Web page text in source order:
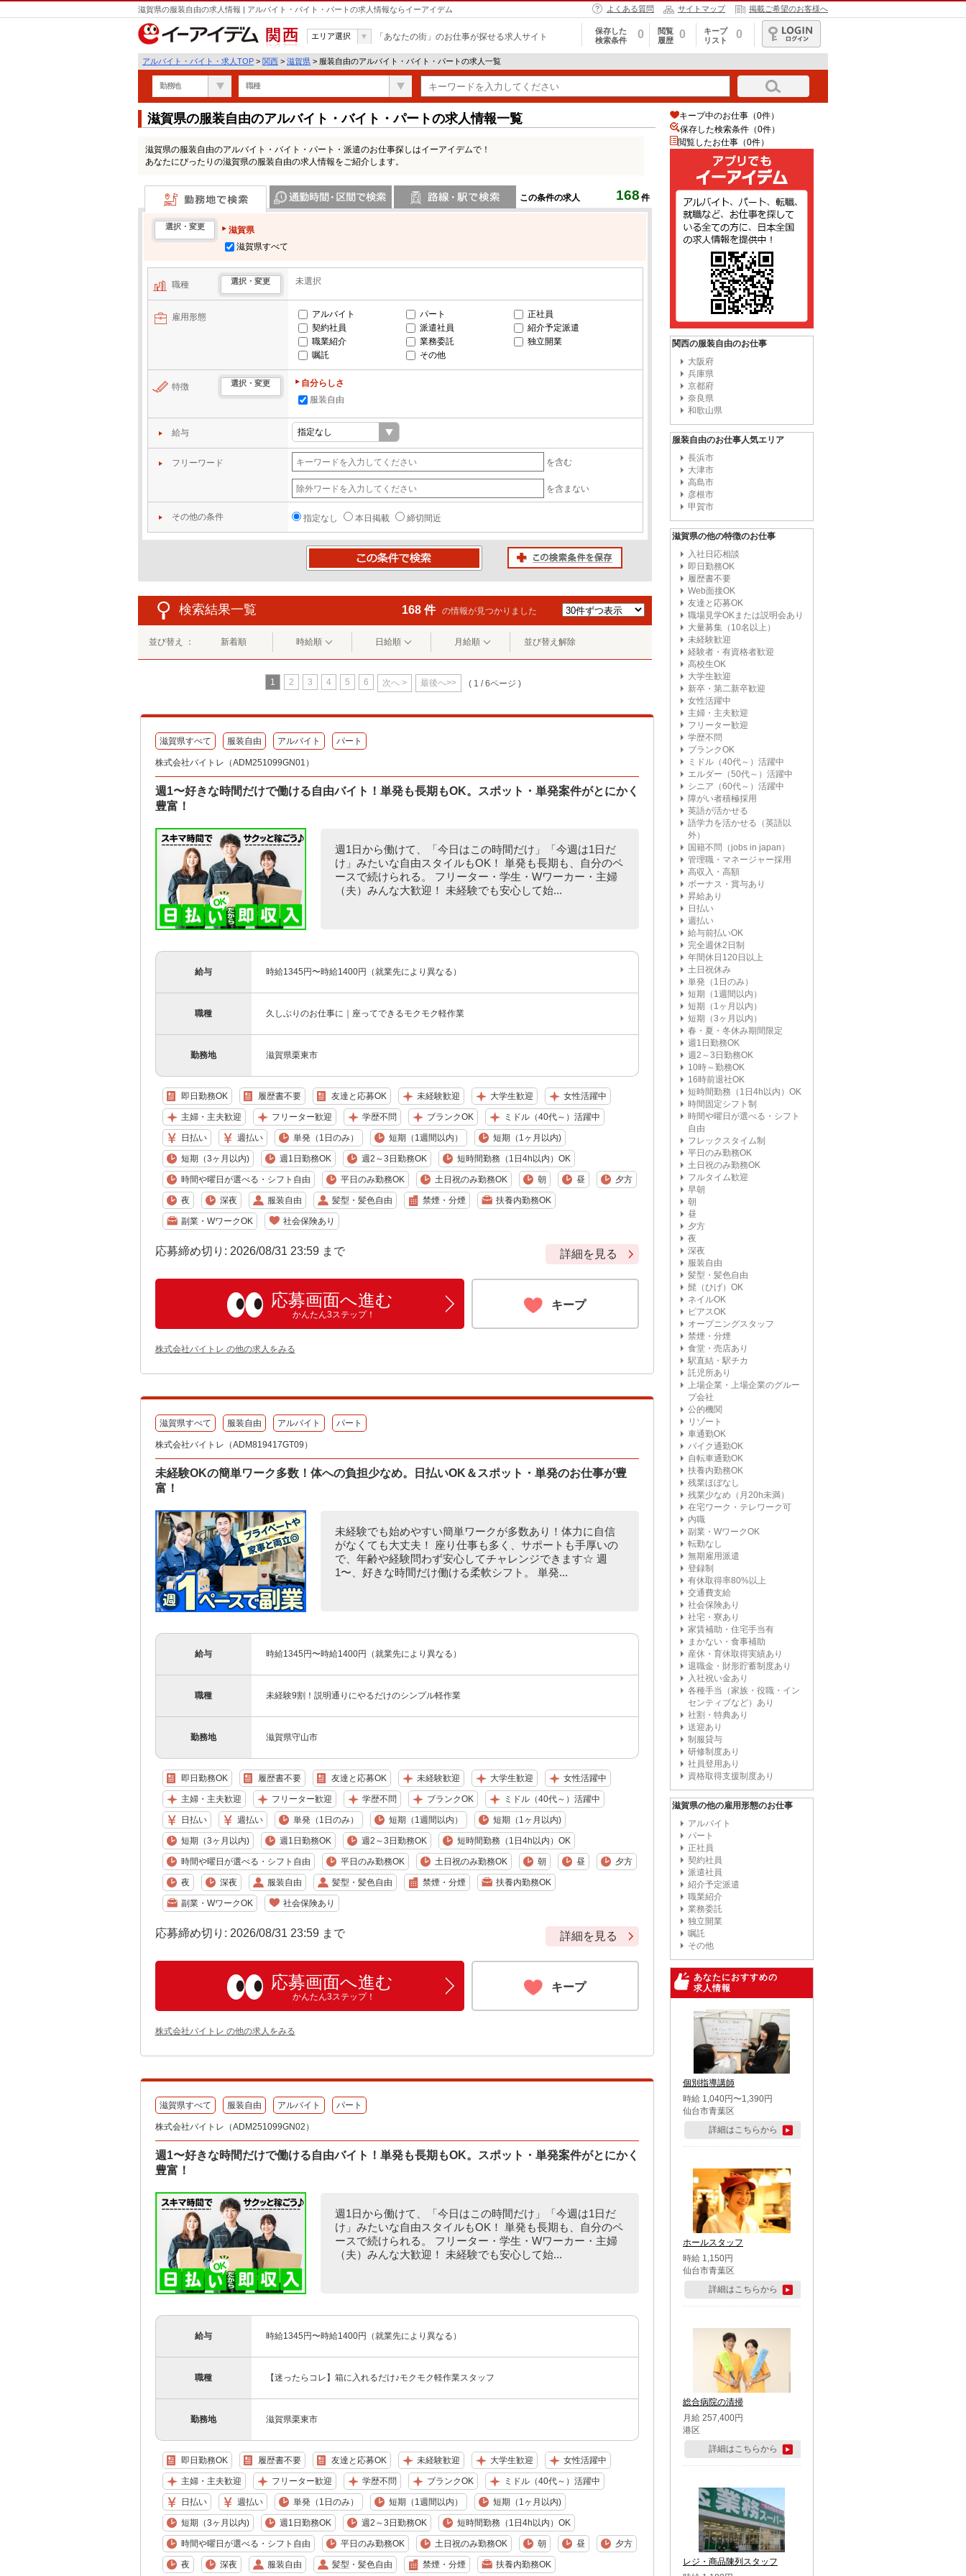
滋賀県の服装自由の求人情報 | アルバイト・バイト・パートの求人情報ならイーアイデム よくある質問 サイトマップ 掲載ご希望のお客様へ
関西
エリア選択 「あなたの街」のお仕事が探せる求人サイト
保存した
検索条件
0
閲覧
履歴
0
キープ
リスト
0
ログイン
アルバイト・バイト・求人TOP > 関西 > 滋賀県 > 服装自由のアルバイト・バイト・パートの求人一覧
勤務地 職種
滋賀県の服装自由のアルバイト・バイト・パートの求人情報一覧
滋賀県の服装自由のアルバイト・バイト・パート・派遣のお仕事探しはイーアイデムで！
あなたにぴったりの滋賀県の服装自由の求人情報をご紹介します。
この条件の求人 168 件
勤務地で検索
選択・変更
滋賀県
滋賀県すべて
職種 選択・変更 未選択
雇用形態 アルバイト パート
正社員
契約社員
派遣社員
紹介予定派遣
職業紹介
業務委託
独立開業
嘱託
その他
特徴 選択・変更
自分らしさ
服装自由
給与
フリーワード を含む
を含まない
その他の条件 指定なし 本日掲載 締切間近
検索結果一覧 168 件 の情報が見つかりました
並び替え ： 新着順 時給順 日給順 月給順 並び替え解除
1 2 3 4 5 6 次へ > 最後へ>> ( 1 / 6ページ )
滋賀県すべて 服装自由 アルバイト パート
株式会社バイトレ（ADM251099GN01）
週1〜好きな時間だけで働ける自由バイト！単発も長期もOK。スポット・単発案件がとにかく
豊富！
週1日から働けて、「今日はこの時間だけ」「今週は1日だ
け」みたいな自由スタイルもOK！ 単発も長期も、自分のペ
ースで続けられる。 フリーター・学生・Wワーカー・主婦
（夫）みんな大歓迎！ 未経験でも安心して始...
給与 時給1345円〜時給1400円（就業先により異なる）
職種 久しぶりのお仕事に｜座ってできるモクモク軽作業
勤務地 滋賀県栗東市
即日勤務OK 履歴書不要 友達と応募OK 未経験歓迎 大学生歓迎 女性活躍中
主婦・主夫歓迎 フリーター歓迎 学歴不問 ブランクOK ミドル（40代～）活躍中
日払い 週払い 単発（1日のみ） 短期（1週間以内） 短期（1ヶ月以内)
短期（3ヶ月以内) 週1日勤務OK 週2～3日勤務OK 短時間勤務（1日4h以内）OK
時間や曜日が選べる・シフト自由 平日のみ勤務OK 土日祝のみ勤務OK 朝 昼 夕方
夜 深夜 服装自由 髪型・髪色自由 禁煙・分煙 扶養内勤務OK
副業・WワークOK 社会保険あり
応募締め切り: 2026/08/31 23:59 まで 詳細を見る
応募画面へ進む
かんたん3ステップ！
キープ
株式会社バイトレ の他の求人をみる
滋賀県すべて 服装自由 アルバイト パート
株式会社バイトレ（ADM819417GT09）
未経験OKの簡単ワーク多数！体への負担少なめ。日払いOK＆スポット・単発のお仕事が豊
富！
未経験でも始めやすい簡単ワークが多数あり！体力に自信
がなくても大丈夫！ 座り仕事も多く、サポートも手厚いの
で、年齢や経験問わず安心してチャレンジできます☆ 週
1〜、好きな時間だけ働ける柔軟シフト。 単発...
給与 時給1345円〜時給1400円（就業先により異なる）
職種 未経験9割！説明通りにやるだけのシンプル軽作業
勤務地 滋賀県守山市
即日勤務OK 履歴書不要 友達と応募OK 未経験歓迎 大学生歓迎 女性活躍中
主婦・主夫歓迎 フリーター歓迎 学歴不問 ブランクOK ミドル（40代～）活躍中
日払い 週払い 単発（1日のみ） 短期（1週間以内） 短期（1ヶ月以内)
短期（3ヶ月以内) 週1日勤務OK 週2～3日勤務OK 短時間勤務（1日4h以内）OK
時間や曜日が選べる・シフト自由 平日のみ勤務OK 土日祝のみ勤務OK 朝 昼 夕方
夜 深夜 服装自由 髪型・髪色自由 禁煙・分煙 扶養内勤務OK
副業・WワークOK 社会保険あり
応募締め切り: 2026/08/31 23:59 まで 詳細を見る
応募画面へ進む
かんたん3ステップ！
キープ
株式会社バイトレ の他の求人をみる
滋賀県すべて 服装自由 アルバイト パート
株式会社バイトレ（ADM251099GN02）
週1〜好きな時間だけで働ける自由バイト！単発も長期もOK。スポット・単発案件がとにかく
豊富！
週1日から働けて、「今日はこの時間だけ」「今週は1日だ
け」みたいな自由スタイルもOK！ 単発も長期も、自分のペ
ースで続けられる。 フリーター・学生・Wワーカー・主婦
（夫）みんな大歓迎！ 未経験でも安心して始...
給与 時給1345円〜時給1400円（就業先により異なる）
職種 【迷ったらコレ】箱に入れるだけ♪モクモク軽作業スタッフ
勤務地 滋賀県栗東市
即日勤務OK 履歴書不要 友達と応募OK 未経験歓迎 大学生歓迎 女性活躍中
主婦・主夫歓迎 フリーター歓迎 学歴不問 ブランクOK ミドル（40代～）活躍中
日払い 週払い 単発（1日のみ） 短期（1週間以内） 短期（1ヶ月以内)
短期（3ヶ月以内) 週1日勤務OK 週2～3日勤務OK 短時間勤務（1日4h以内）OK
時間や曜日が選べる・シフト自由 平日のみ勤務OK 土日祝のみ勤務OK 朝 昼 夕方
夜 深夜 服装自由 髪型・髪色自由 禁煙・分煙 扶養内勤務OK
キープ中のお仕事（0件）
保存した検索条件（0件）
閲覧したお仕事（0件）
関西の服装自由のお仕事
大阪府
兵庫県
京都府
奈良県
和歌山県
服装自由のお仕事人気エリア
長浜市
大津市
高島市
彦根市
甲賀市
滋賀県の他の特徴のお仕事
入社日応相談
即日勤務OK
履歴書不要
Web面接OK
友達と応募OK
職場見学OKまたは説明会あり
大量募集（10名以上）
未経験歓迎
経験者・有資格者歓迎
高校生OK
大学生歓迎
新卒・第二新卒歓迎
女性活躍中
主婦・主夫歓迎
フリーター歓迎
学歴不問
ブランクOK
ミドル（40代～）活躍中
エルダー（50代～）活躍中
シニア（60代～）活躍中
障がい者積極採用
英語が活かせる
語学力を活かせる（英語以
外）
国籍不問（jobs in japan）
管理職・マネージャー採用
高収入・高額
ボーナス・賞与あり
昇給あり
日払い
週払い
給与前払いOK
完全週休2日制
年間休日120日以上
土日祝休み
単発（1日のみ）
短期（1週間以内）
短期（1ヶ月以内）
短期（3ヶ月以内）
春・夏・冬休み期間限定
週1日勤務OK
週2～3日勤務OK
10時～勤務OK
16時前退社OK
短時間勤務（1日4h以内）OK
時間固定シフト制
時間や曜日が選べる・シフト
自由
フレックスタイム制
平日のみ勤務OK
土日祝のみ勤務OK
フルタイム歓迎
早朝
朝
昼
夕方
夜
深夜
服装自由
髪型・髪色自由
髭（ひげ）OK
ネイルOK
ピアスOK
オープニングスタッフ
禁煙・分煙
食堂・売店あり
駅直結・駅チカ
託児所あり
上場企業・上場企業のグルー
プ会社
公的機関
リゾート
車通勤OK
バイク通勤OK
自転車通勤OK
扶養内勤務OK
残業ほぼなし
残業少なめ（月20h未満）
在宅ワーク・テレワーク可
内職
副業・WワークOK
転勤なし
無期雇用派遣
登録制
有休取得率80%以上
交通費支給
社会保険あり
社宅・寮あり
家賃補助・住宅手当有
まかない・食事補助
産休・育休取得実績あり
退職金・財形貯蓄制度あり
入社祝い金あり
各種手当（家族・役職・イン
センティブなど）あり
社割・特典あり
送迎あり
制服貸与
研修制度あり
社員登用あり
資格取得支援制度あり
滋賀県の他の雇用形態のお仕事
アルバイト
パート
正社員
契約社員
派遣社員
紹介予定派遣
職業紹介
業務委託
独立開業
嘱託
その他
あなたにおすすめの
求人情報
個別指導講師
時給 1,040円〜1,390円
仙台市青葉区
詳細はこちらから
ホールスタッフ
時給 1,150円
仙台市青葉区
詳細はこちらから
総合病院の清掃
月給 257,400円
港区
詳細はこちらから
レジ・商品陳列スタッフ